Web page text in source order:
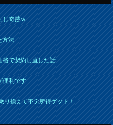
じ奇跡ｗ
方法
格で契約し直した話
便利です
り換えて不労所得ゲット！